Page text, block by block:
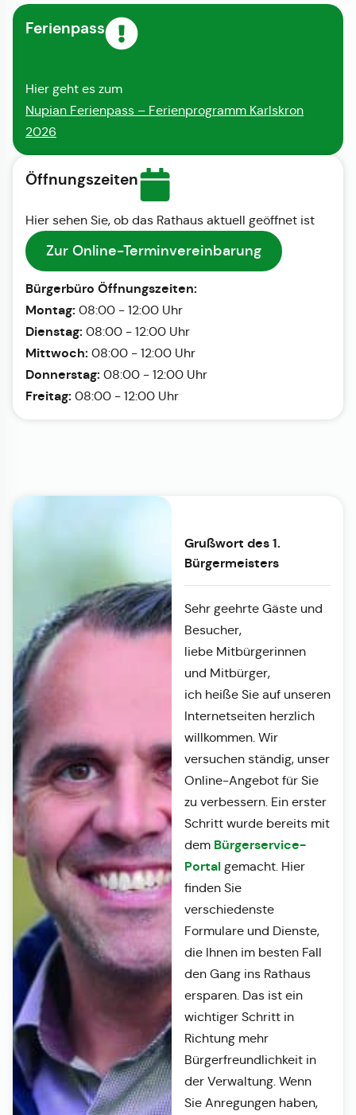
Ferienpass
Hier geht es zum
Nupian Ferienpass – Ferienprogramm Karlskron
2026
Öffnungszeiten
Hier sehen Sie, ob das Rathaus aktuell geöffnet ist
Zur Online-Terminvereinbarung
Bürgerbüro Öffnungszeiten:
Montag: 08:00 - 12:00 Uhr
Dienstag: 08:00 - 12:00 Uhr
Mittwoch: 08:00 - 12:00 Uhr
Donnerstag: 08:00 - 12:00 Uhr
Freitag: 08:00 - 12:00 Uhr
Grußwort des 1.
Bürgermeisters
Sehr geehrte Gäste und
Besucher,
liebe Mitbürgerinnen
und Mitbürger,
ich heiße Sie auf unseren
Internetseiten herzlich
willkommen. Wir
versuchen ständig, unser
Online-Angebot für Sie
zu verbessern. Ein erster
Schritt wurde bereits mit
dem Bürgerservice-
Portalgemacht. Hier
finden Sie
verschiedenste
Formulare und Dienste,
die Ihnen im besten Fall
den Gang ins Rathaus
ersparen. Das ist ein
wichtiger Schritt in
Richtung mehr
Bürgerfreundlichkeit in
der Verwaltung. Wenn
Sie Anregungen haben,